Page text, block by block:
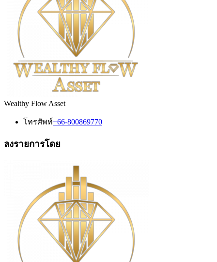
Wealthy Flow Asset
โทรศัพท์+66-800869770
ลงรายการโดย